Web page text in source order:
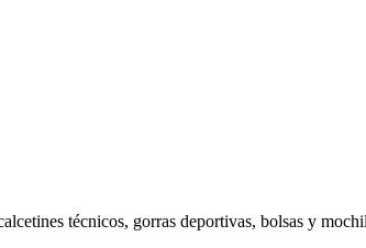
técnicos, gorras deportivas, bolsas y